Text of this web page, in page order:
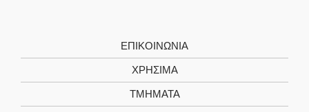
ΕΠΙΚΟΙΝΩΝΙΑ
ΧΡΗΣΙΜΑ
TMHMATA